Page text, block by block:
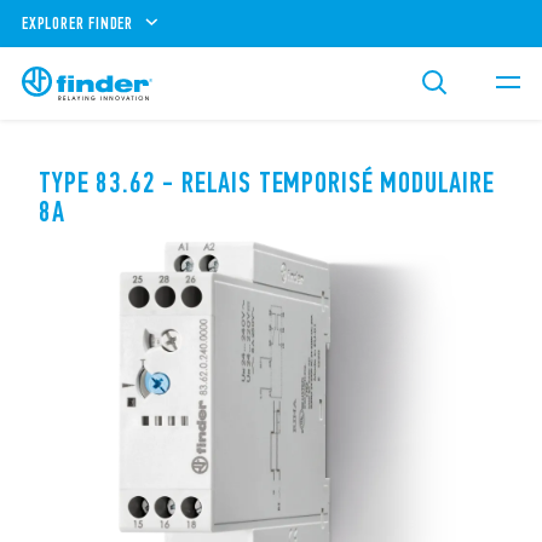
EXPLORER FINDER
TYPE 83.62 - RELAIS TEMPORISÉ MODULAIRE
8A